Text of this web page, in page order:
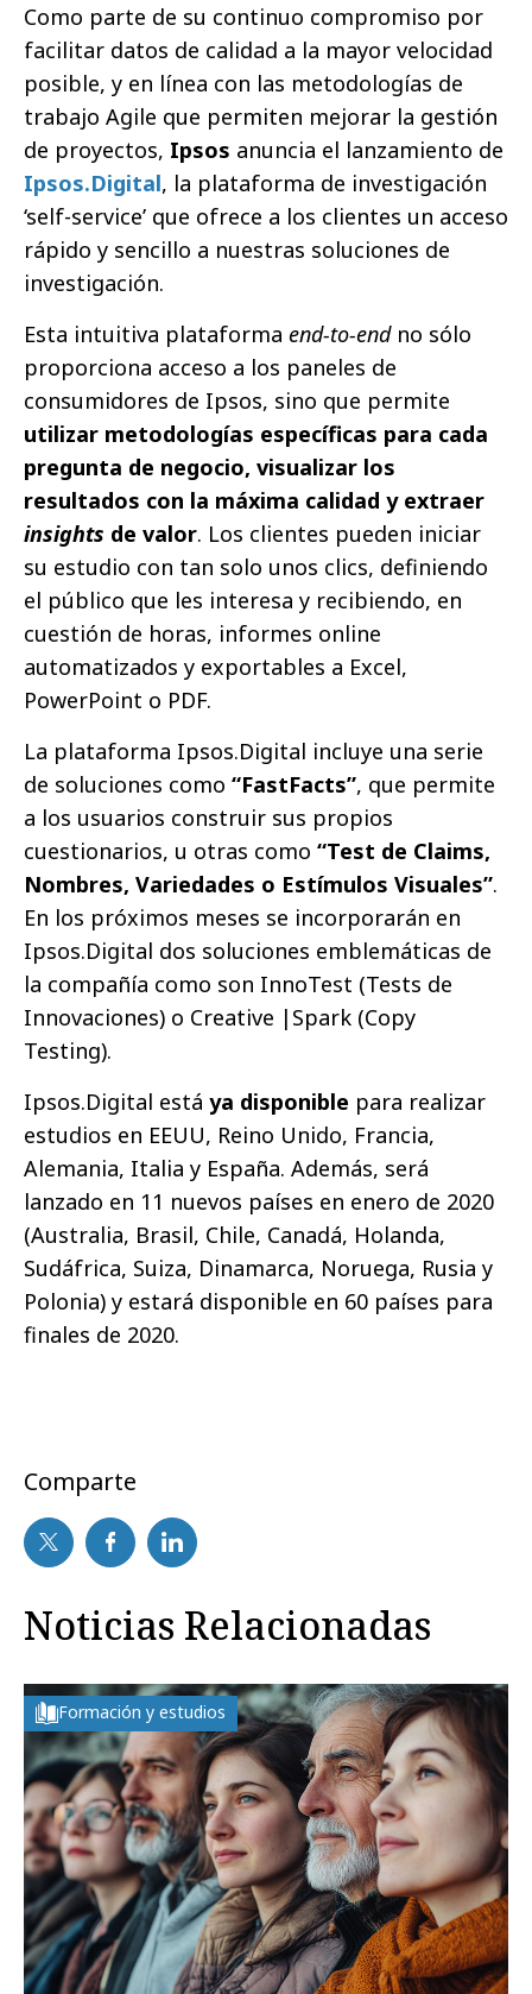
Como parte de su continuo compromiso por
facilitar datos de calidad a la mayor velocidad
posible, y en línea con las metodologías de
trabajo Agile que permiten mejorar la gestión
de proyectos, Ipsos anuncia el lanzamiento de
Ipsos.Digital, la plataforma de investigación
‘self-service’ que ofrece a los clientes un acceso
rápido y sencillo a nuestras soluciones de
investigación.
Esta intuitiva plataforma end-to-endno sólo
proporciona acceso a los paneles de
consumidores de Ipsos, sino que permite
utilizar metodologías específicas para cada
pregunta de negocio, visualizar los
resultados con la máxima calidad y extraer
insights de valor. Los clientes pueden iniciar
su estudio con tan solo unos clics, definiendo
el público que les interesa y recibiendo, en
cuestión de horas, informes online
automatizados y exportables a Excel,
PowerPoint o PDF.
La plataforma Ipsos.Digital incluye una serie
de soluciones como “FastFacts”, que permite
a los usuarios construir sus propios
cuestionarios, u otras como “Test de Claims,
Nombres, Variedades o Estímulos Visuales”.
En los próximos meses se incorporarán en
Ipsos.Digital dos soluciones emblemáticas de
la compañía como son InnoTest (Tests de
Innovaciones) o Creative |Spark (Copy
Testing).
Ipsos.Digital está ya disponible para realizar
estudios en EEUU, Reino Unido, Francia,
Alemania, Italia y España. Además, será
lanzado en 11 nuevos países en enero de 2020
(Australia, Brasil, Chile, Canadá, Holanda,
Sudáfrica, Suiza, Dinamarca, Noruega, Rusia y
Polonia) y estará disponible en 60 países para
finales de 2020.
Comparte
Noticias Relacionadas
Formación y estudios